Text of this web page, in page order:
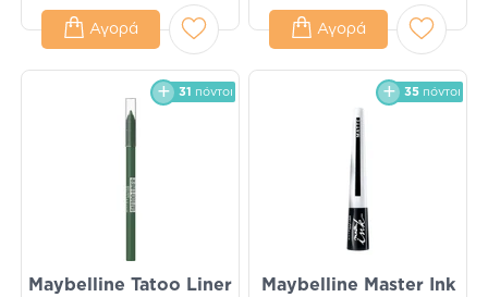
Αγορά Αγορά
31 πόντοι
Maybelline Tatoo Liner
35 πόντοι
Maybelline Master Ink